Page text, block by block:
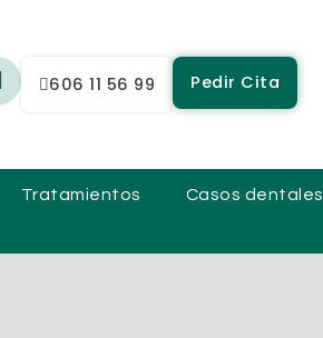
606 11 56 99 Pedir Cita
Tratamientos Casos dentales